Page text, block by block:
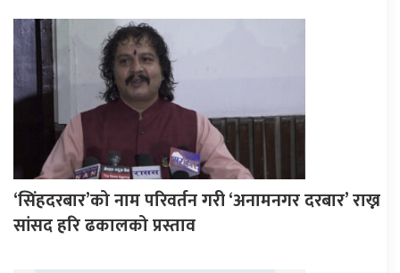
‘सिंहदरबार’को नाम परिवर्तन गरी ‘अनामनगर दरबार’ राख्न
सांसद हरि ढकालको प्रस्ताव